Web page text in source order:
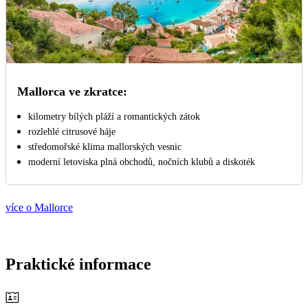
Mallorca ve zkratce:
kilometry bílých pláží a romantických zátok
rozlehlé citrusové háje
středomořské klima mallorských vesnic
moderní letoviska plná obchodů, nočních klubů a diskoték
více o Mallorce
Praktické informace